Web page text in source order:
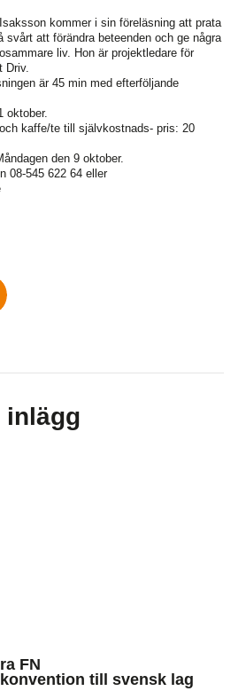
kommer i sin föreläsning att prata
svårt att förändra beteenden och ge några
liv. Hon är projektledare för
Driv.
är 45 min med efterföljande
oktober.
kaffe/te till självkostnads- pris: 20
den 9 oktober.
08-545 622 64 eller
inlägg
FN
till svensk lag